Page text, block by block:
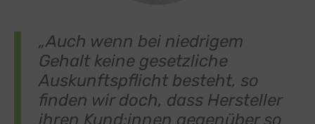
„Auch wenn bei niedrigem
Gehalt keine gesetzliche
Auskunftspflicht besteht, so
finden wir doch, dass Hersteller
ihren Kund:innen gegenüber so